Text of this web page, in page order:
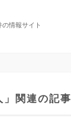
情報サイト
関連の記事